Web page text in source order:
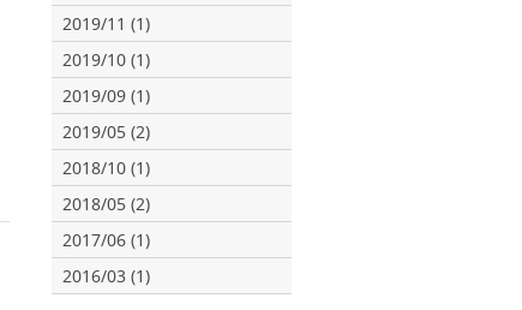
2019/11 (1)
2019/10 (1)
2019/09 (1)
2019/05 (2)
2018/10 (1)
2018/05 (2)
2017/06 (1)
2016/03 (1)